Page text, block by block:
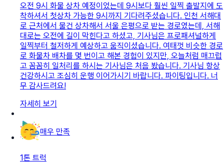
오전 9시 화물 상차 예정이었는데 9시보다 훨씬 일찍 출발지에 도
착하셔서 첫상차 가능한 9시까지 기다려주셨습니다. 인천 서해대
로 근처에서 물건 상차해서 서울 은평으로 받는 경로였는데, 서해
대로는 오전에 길이 막힌다고 하셨고, 기사님은 프로패셔널하게
일찍부터 철저하게 예상하고 움직이셨습니다. 여태껏 비슷한 경로
로 화물차 배차를 몇 번이고 해본 경험이 있지만, 오늘처럼 매끄럽
고 꼼꼼히 일처리를 하시는 기사님은 처음 봤습니다. 기사님 항상
건강하시고 조심히 운행 이어가시기 바랍니다. 파이팅입니다. 너
무 감사드려요!
자세히 보기
매우 만족
1톤 트럭